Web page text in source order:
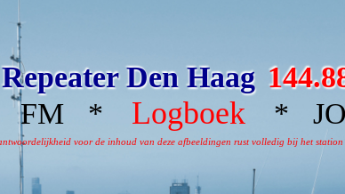
Den Haag
FM * Logboek *
voor de inhoud van deze afbeeldingen rust volledig bij het station